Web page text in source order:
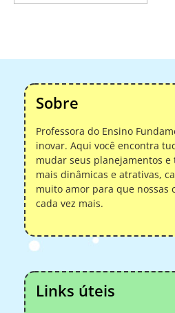
Sobre
Professora do Ensino
inovar. Aqui você encontra
mudar seus planejamentos e
mais dinâmicas e atrativas,
muito amor para que nossas
cada vez mais.
Links úteis